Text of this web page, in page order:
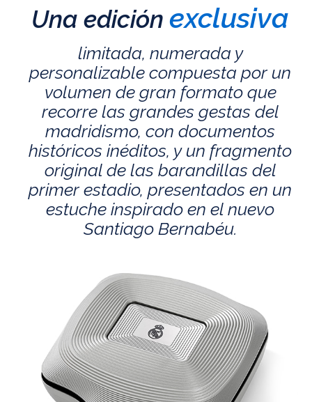
Una edición exclusiva
limitada, numerada y
personalizable compuesta por un
volumen de gran formato que
recorre las grandes gestas del
madridismo, con documentos
históricos inéditos, y un fragmento
original de las barandillas del
primer estadio, presentados en un
estuche inspirado en el nuevo
Santiago Bernabéu.